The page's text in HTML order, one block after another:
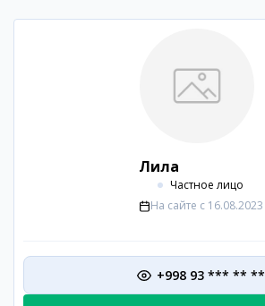
Лила
Частное лицо
На сайте с 16.08.2023
+998 93 *** ** **